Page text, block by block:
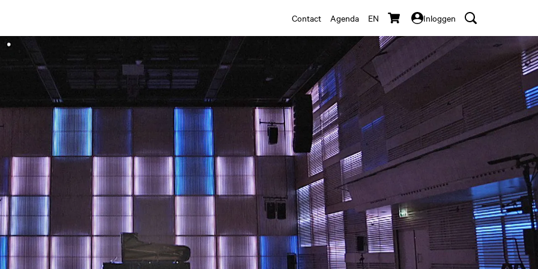
Contact Agenda EN Inloggen